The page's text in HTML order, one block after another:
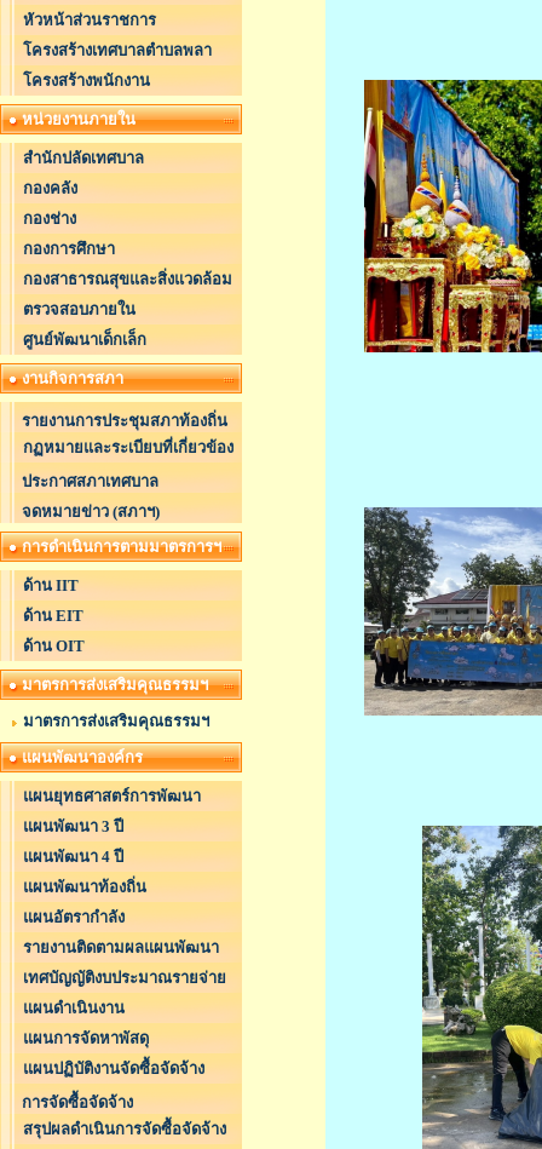
หัวหน้าส่วนราชการ
โครงสร้างเทศบาลตำบลพลา
โครงสร้างพนักงาน
หน่วยงานภายใน
สำนักปลัดเทศบาล
กองคลัง
กองช่าง
กองการศึกษา
กองสาธารณสุขและสิ่งแวดล้อม
ตรวจสอบภายใน
ศูนย์พัฒนาเด็กเล็ก
งานกิจการสภา
รายงานการประชุมสภาท้องถิ่น
กฏหมายและระเบียบที่เกี่ยวข้อง
ประกาศสภาเทศบาล
จดหมายข่าว (สภาฯ)
การดำเนินการตามมาตรการฯ
ด้าน IIT
ด้าน EIT
ด้าน OIT
มาตรการส่งเสริมคุณธรรมฯ
มาตรการส่งเสริมคุณธรรมฯ
แผนพัฒนาองค์กร
แผนยุทธศาสตร์การพัฒนา
แผนพัฒนา 3 ปี
แผนพัฒนา 4 ปี
แผนพัฒนาท้องถิ่น
แผนอัตรากำลัง
รายงานติดตามผลแผนพัฒนา
เทศบัญญัติงบประมาณรายจ่าย
แผนดำเนินงาน
แผนการจัดหาพัสดุ
แผนปฏิบัติงานจัดซื้อจัดจ้าง
การจัดซื้อจัดจ้าง
สรุปผลดำเนินการจัดซื้อจัดจ้าง